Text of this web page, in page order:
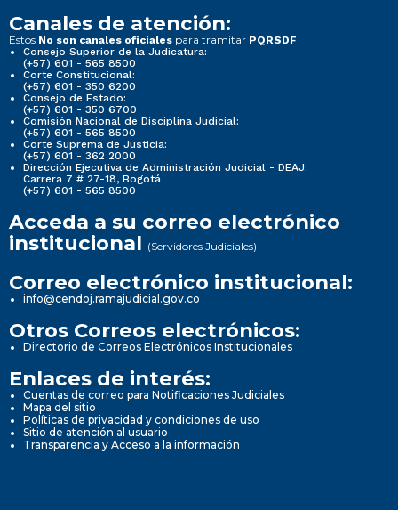
Canales de atención:
Estos No son canales oficiales para tramitar PQRSDF
Consejo Superior de la Judicatura:
(+57) 601 - 565 8500
Corte Constitucional:
(+57) 601 - 350 6200
Consejo de Estado:
(+57) 601 - 350 6700
Comisión Nacional de Disciplina Judicial:
(+57) 601 - 565 8500
Corte Suprema de Justicia:
(+57) 601 - 362 2000
Dirección Ejecutiva de Administración Judicial - DEAJ:
Carrera 7 # 27-18, Bogotá
(+57) 601 - 565 8500
Acceda a su correo electrónico
institucional (Servidores Judiciales)
Correo electrónico institucional:
info@cendoj.ramajudicial.gov.co
Otros Correos electrónicos:
Directorio de Correos Electrónicos Institucionales
Enlaces de interés:
Cuentas de correo para Notificaciones Judiciales
Mapa del sitio
Políticas de privacidad y condiciones de uso
Sitio de atención al usuario
Transparencia y Acceso a la información